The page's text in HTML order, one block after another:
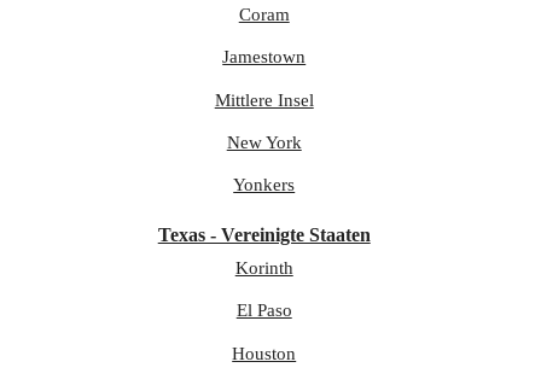
Coram
Jamestown
Mittlere Insel
New York
Yonkers
Texas - Vereinigte Staaten
Korinth
El Paso
Houston